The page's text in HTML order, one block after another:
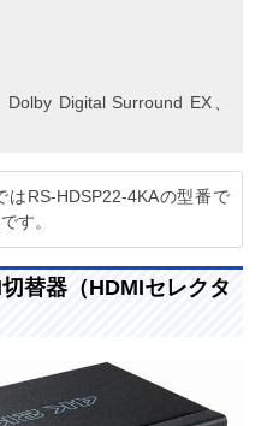
Dolby Digital Surround EX、
はRS-HDSP22-4KAの型番で
す。
替器（HDMIセレクタ